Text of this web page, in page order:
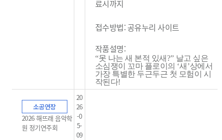
료시까지
접수방법: 공유누리 사이트
작품설명:
“못 나는 새 본적 있새?” 날고 싶은
소심쟁이 꼬마 플로이의 ‘새 ’상에서
가장 특별한 두근두근 첫 모험이 시
작된다!
소공연장
2026 해뜨래 음악학
원 정기연주회
20
26
-0
5-
09